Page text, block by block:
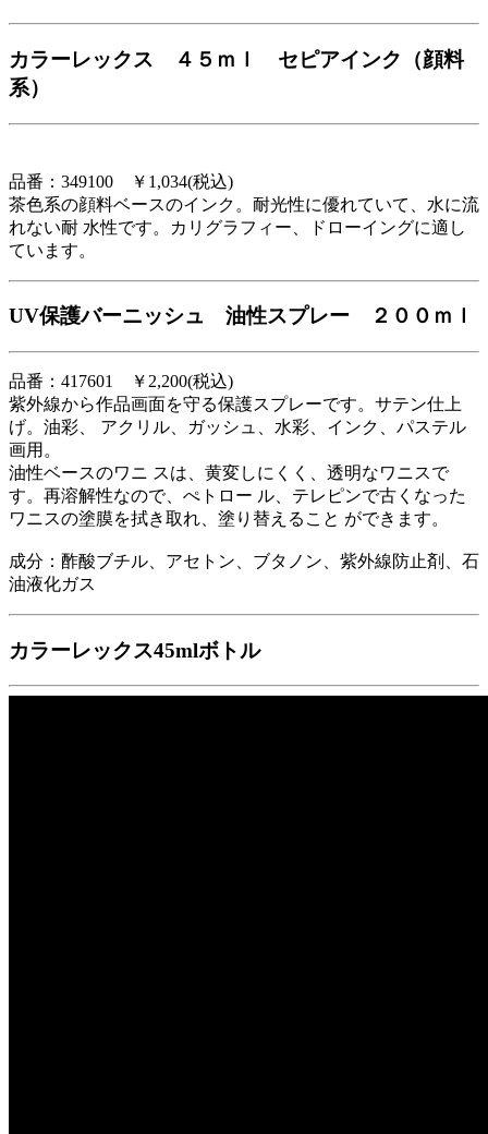
カラーレックス ４５ｍｌ セピアインク（顔料
系）
品番：349100 ￥1,034(税込)
茶色系の顔料ベースのインク。耐光性に優れていて、水に流
れない耐 水性です。カリグラフィー、ドローイングに適し
ています。
UV保護バーニッシュ 油性スプレー ２００ｍｌ
品番：417601 ￥2,200(税込)
紫外線から作品画面を守る保護スプレーです。サテン仕上
げ。油彩、 アクリル、ガッシュ、水彩、インク、パステル
画用。
油性ベースのワニ スは、黄変しにくく、透明なワニスで
す。再溶解性なので、ぺトロー ル、テレピンで古くなった
ワニスの塗膜を拭き取れ、塗り替えること ができます。
成分：酢酸ブチル、アセトン、ブタノン、紫外線防止剤、石
油液化ガス
カラーレックス45mlボトル